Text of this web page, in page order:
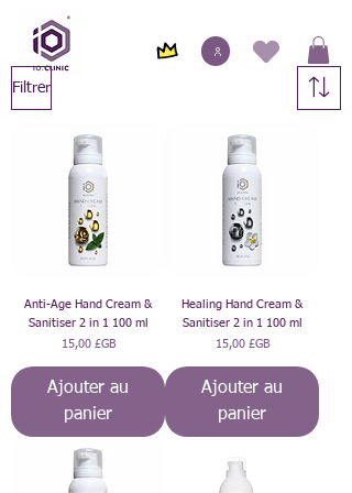
Filtrer
Anti-Age Hand Cream &
Sanitiser 2 in 1 100 ml
Prix
15,00 £GB
Ajouter au
panier
Healing Hand Cream &
Sanitiser 2 in 1 100 ml
Prix
15,00 £GB
Ajouter au
panier